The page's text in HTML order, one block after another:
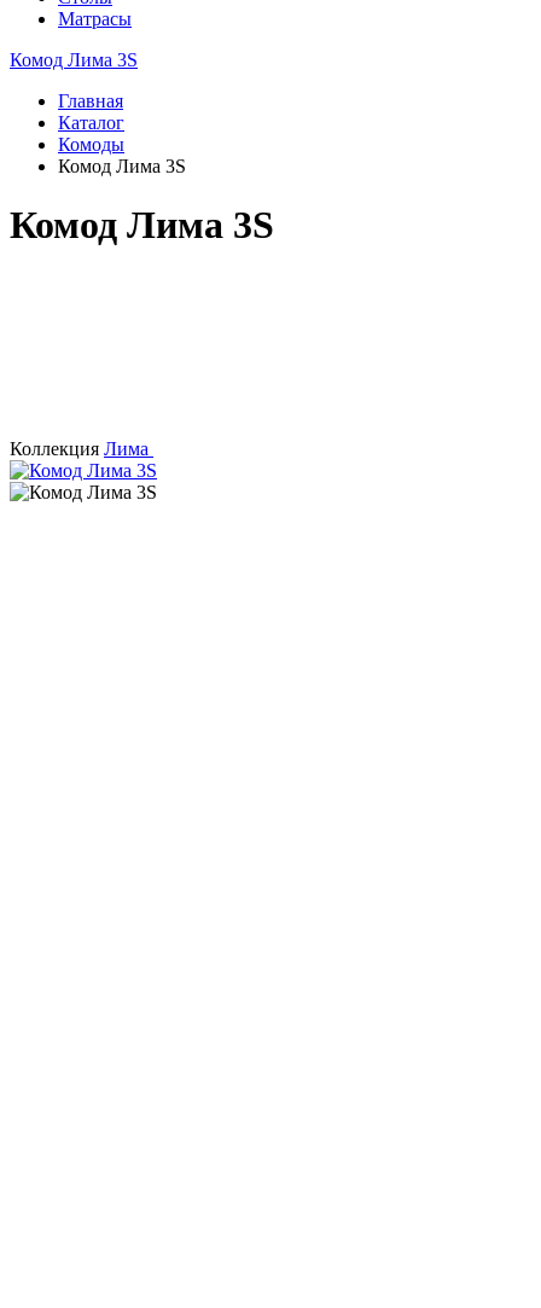
Матрасы
Комод Лима 3S
Главная
Каталог
Комоды
Комод Лима 3S
Комод Лима 3S
Коллекция Лима